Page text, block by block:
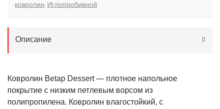
ковролин Иглопробивной
Описание
Ковролин Betap Dessert — плотное напольное
покрытие с низким петлевым ворсом из
полипропилена. Ковролин влагостойкий, с